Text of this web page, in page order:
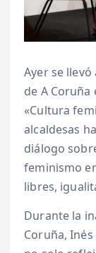
Ayer se
de A Coruña
«Cultura
alcaldesas
diálogo
feminismo
libres,
Durante la
Coruña,